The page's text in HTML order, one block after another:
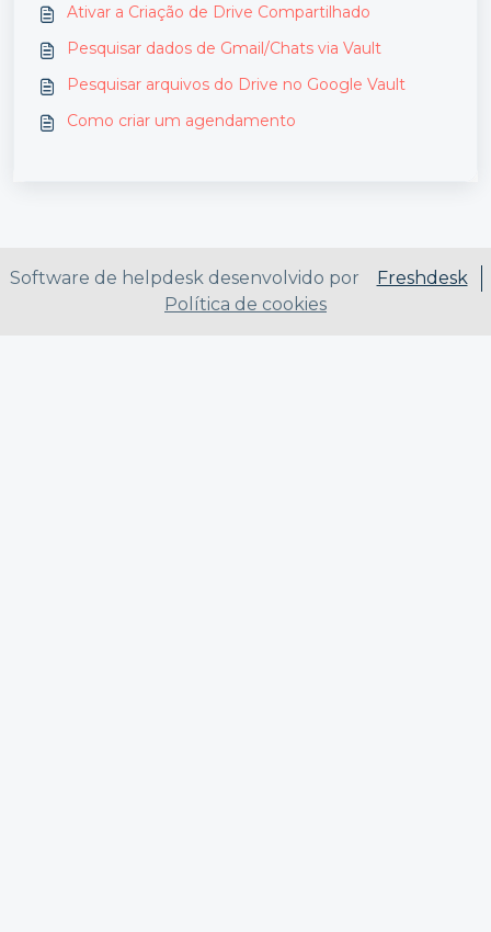
Ativar a Criação de Drive Compartilhado
Pesquisar dados de Gmail/Chats via Vault
Pesquisar arquivos do Drive no Google Vault
Como criar um agendamento
Software de helpdesk desenvolvido por
Freshdesk
Política de cookies